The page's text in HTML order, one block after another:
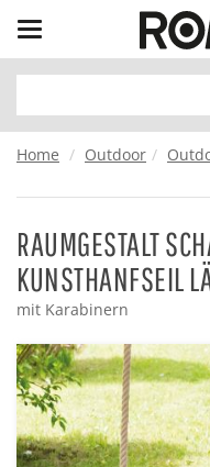
Toggle
navigation
Home Outdoor
RAUMGESTALT
KUNSTHANFSEIL
mit Karabinern